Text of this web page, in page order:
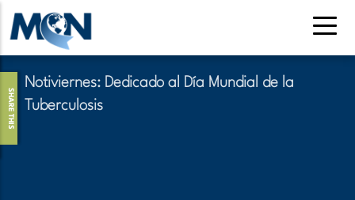
Pasar
contenido
principalNotiviernes: Dedicado al Día Mundial de la
Tuberculosis
SHARE THIS